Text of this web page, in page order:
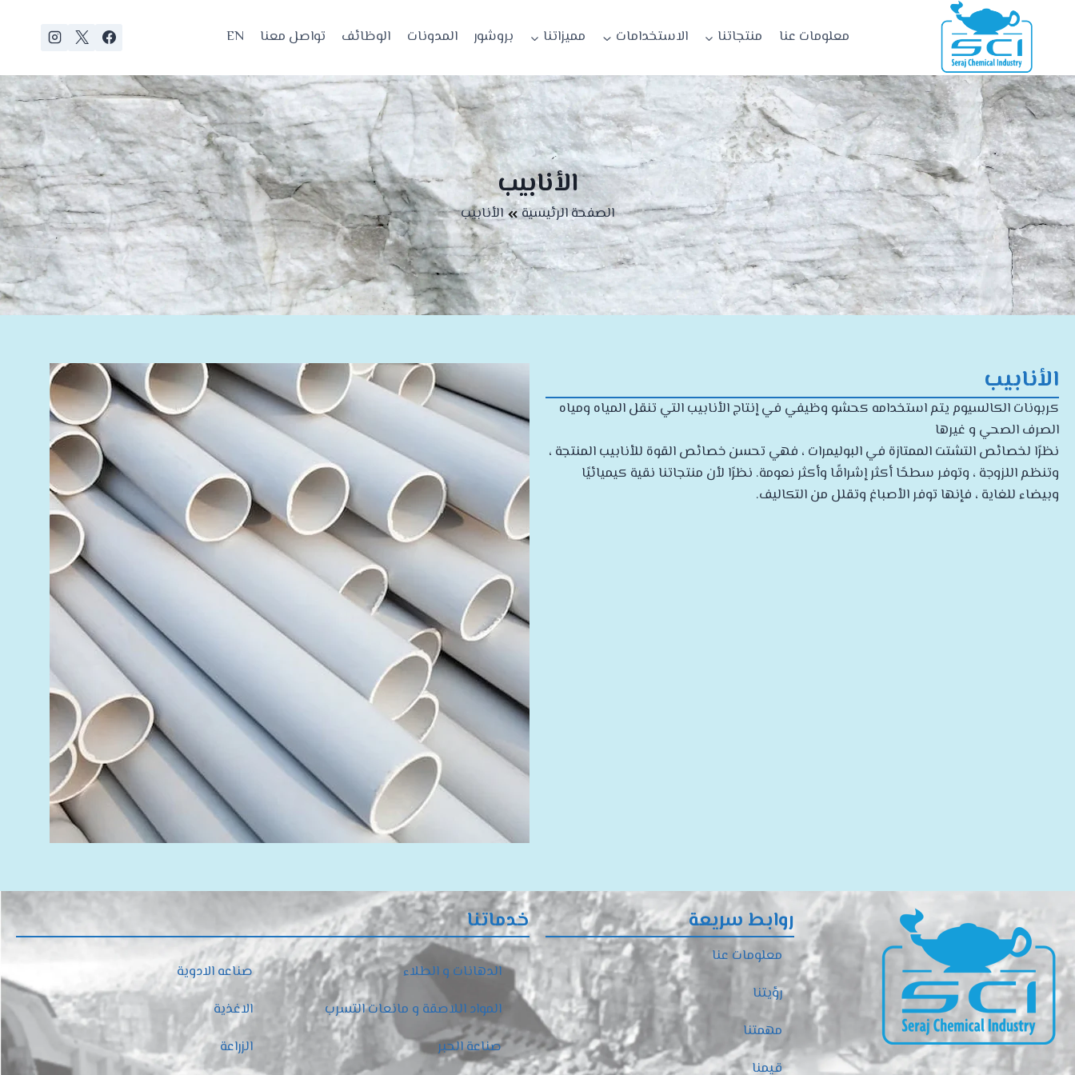
معلومات عنا منتجاتنا الاستخدامات مميزاتنا بروشور المدونات الوظائف تواصل معنا EN
الأنابيب
الصفحة الرئيسية الأنابيب
الأنابيب
كربونات الكالسيوم يتم استخدامه كحشو وظيفي في إنتاج الأنابيب التي تنقل المياه ومياه
الصرف الصحي و غيرها
نظرًا لخصائص التشتت الممتازة في البوليمرات ، فهي تحسن خصائص القوة للأنابيب المنتجة ،
وتنظم اللزوجة ، وتوفر سطحًا أكثر إشراقًا وأكثر نعومة. نظرًا لأن منتجاتنا نقية كيميائيًا
وبيضاء للغاية ، فإنها توفر الأصباغ وتقلل من التكاليف.
روابط سريعة
معلومات عنا
رؤيتنا
مهمتنا
قيمنا
خدماتنا
الدهانات و الطلاء
المواد اللاصقة و مانعات التسرب
صناعة الحبر
صناعه الادوية
الاغذية
الزراعة